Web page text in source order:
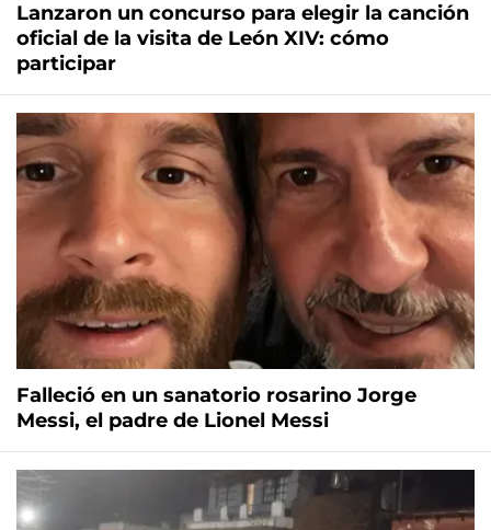
Lanzaron un concurso para elegir la canción
oficial de la visita de León XIV: cómo
participar
Falleció en un sanatorio rosarino Jorge
Messi, el padre de Lionel Messi